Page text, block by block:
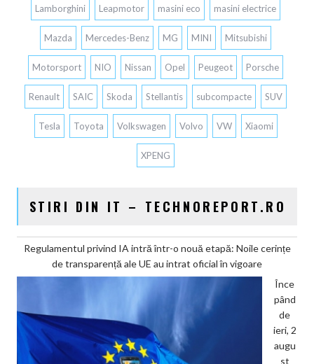
Lamborghini Leapmotor masini eco masini electrice
Mazda Mercedes-Benz MG MINI Mitsubishi
Motorsport NIO Nissan Opel Peugeot Porsche
Renault SAIC Skoda Stellantis subcompacte SUV
Tesla Toyota Volkswagen Volvo VW Xiaomi
XPENG
STIRI DIN IT – TECHNOREPORT.RO
Regulamentul privind IA intră într-o nouă etapă: Noile cerințe
de transparență ale UE au intrat oficial în vigoare
Înce
pând
de
ieri, 2
augu
st